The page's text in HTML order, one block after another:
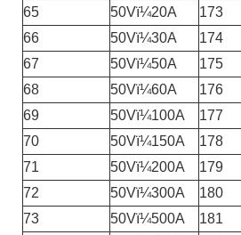
65
50Vï¼20A 173
66
50Vï¼30A 174
67
50Vï¼50A 175
68
50Vï¼60A 176
69
50Vï¼100A 177
70
50Vï¼150A 178
71
50Vï¼200A 179
72
50Vï¼300A 180
73
50Vï¼500A 181